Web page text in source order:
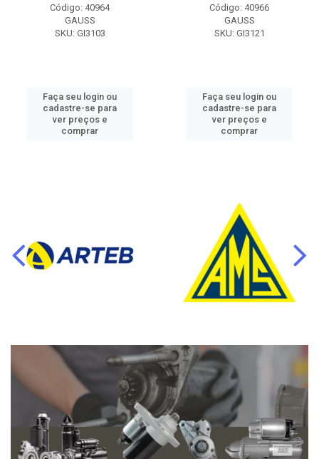
Código: 40964
GAUSS
SKU: GI3103
Faça seu login ou
cadastre-se para
ver preços e
comprar
Código: 40966
GAUSS
SKU: GI3121
Faça seu login ou
cadastre-se para
ver preços e
comprar